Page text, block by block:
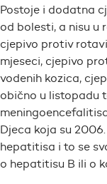
Postoje i dodatna
od bolesti, a nisu u
cjepivo protiv
mjeseci, cjepivo
vodenih kozica,
obično u listopadu
Djeca koja su
hepatitisa i to se
o hepatitisu B ili o